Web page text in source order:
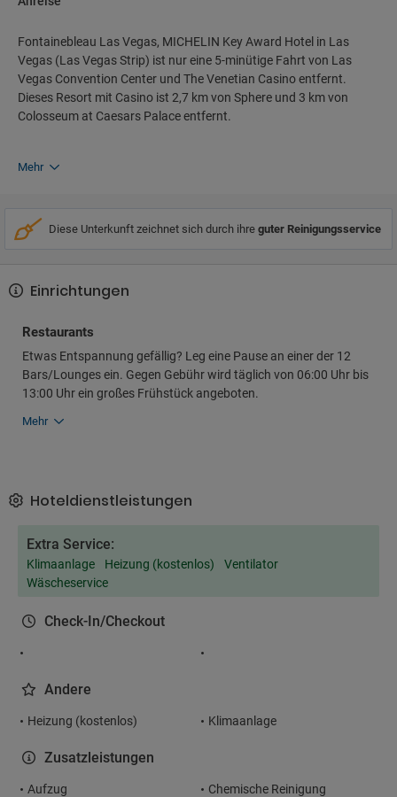
Fontainebleau Las Vegas, MICHELIN Key Award Hotel in Las
Vegas (Las Vegas Strip) ist nur eine 5-minütige Fahrt von Las
Vegas Convention Center und The Venetian Casino entfernt.
Dieses Resort mit Casino ist 2,7 km von Sphere und 3 km von
Colosseum at Caesars Palace entfernt.
Mehr
Diese Unterkunft zeichnet sich durch ihre guter Reinigungsservice
Einrichtungen
Restaurants
Etwas Entspannung gefällig? Leg eine Pause an einer der 12
Bars/Lounges ein. Gegen Gebühr wird täglich von 06:00 Uhr bis
13:00 Uhr ein großes Frühstück angeboten.
Mehr
Hoteldienstleistungen
Extra Service:
Klimaanlage Heizung (kostenlos)
Ventilator
Wäscheservice
Check-In/Checkout
Andere
Heizung (kostenlos) Klimaanlage
Zusatzleistungen
Aufzug
Chemische Reinigung